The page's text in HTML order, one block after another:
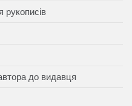
рукописів
до видавця